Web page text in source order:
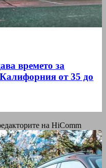
времето за
от 35 до
на HiComm